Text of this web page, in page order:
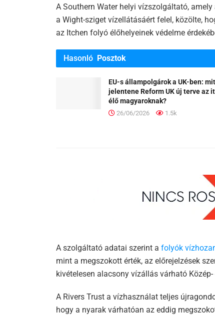
A Southern Water helyi vízszolgáltató,
a Wight-sziget vízellátásáért felel, közölte,
az Itchen folyó élőhelyeinek védelme
Hasonló Posztok
EU-s állampolgárok a UK-ben: mit
jelentene Reform UK új terve az
élő magyaroknak?
26/06/2026 1.5k
A szolgáltató adatai szerint a folyók
mint a megszokott érték, az előrejelzések
kivételesen alacsony vízállás várható
A Rivers Trust a vízhasználat teljes
hogy a nyarak várhatóan az eddig